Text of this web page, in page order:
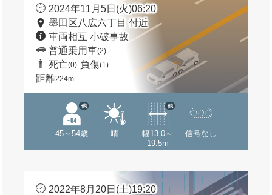
2024年11月5日(火)06:20
墨田区八広六丁目 付近
車両相互 小破事故
普通乗用車(2)
死亡(0) 負傷(1)
距離224m
45～54歳
他
晴
幅13.0～
19.5m
他
信号なし
2022年8月20日(土)19:20